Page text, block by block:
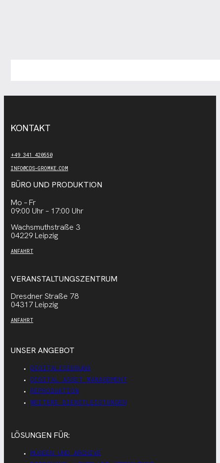
KONTAKT
+49 341 420550
INFO@CDS-GROMKE.COM
BÜRO UND PRODUKTION
Mo – Fr
09:00 Uhr – 17:00 Uhr
Wachsmuthstraße 3
04229 Leipzig
ANFAHRT
VERANSTALTUNGSZENTRUM
Dresdner Straße 78
04317 Leipzig
ANFAHRT
UNSER ANGEBOT
DIGITALISIERUNG
DIGITAL ASSET MANAGEMENT
REPRODUKTION
WEITERE DIENSTLEISTUNGEN
LÖSUNGEN FÜR:
MUSEEN UND ARCHIVE